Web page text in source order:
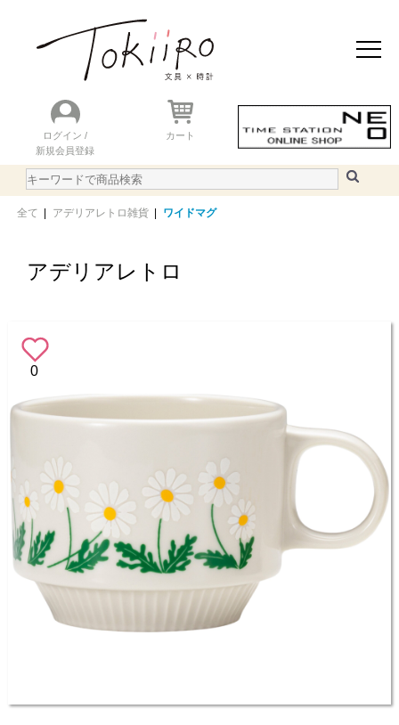
ログイン /
新規会員登録
カート
全て アデリアレトロ雑貨 ワイドマグ
アデリアレトロ
0
おすすめアイテム
ニュース＆トピック
ランキング
WEBカタログ